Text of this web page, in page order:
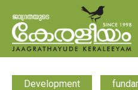
Development